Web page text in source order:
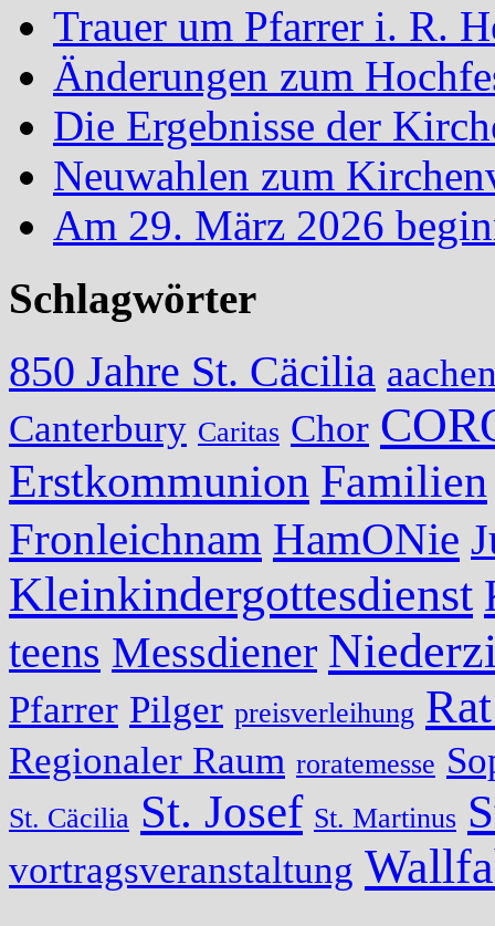
Trauer um Pfarrer i. R.
Änderungen zum
Die Ergebnisse der
Neuwahlen zum
Am 29. März 2026
Schlagwörter
850 Jahre St. Cäcilia
Canterbury Caritas Chor
Erstkommunion Familien
Fronleichnam HamONie
Kleinkindergottesdienst
teens Messdiener
Pfarrer Pilger preisverleihung
Regionaler Raum roratemesse
St. Cäcilia St. Josef St. Martinus
vortragsveranstaltung